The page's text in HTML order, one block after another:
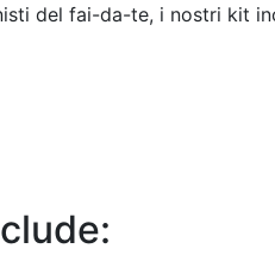
del fai-da-te, i nostri kit